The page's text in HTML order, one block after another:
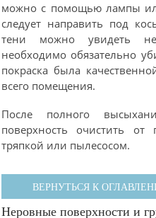
можно с помощью лампы
следует направить под
тени можно увидеть
необходимо обязательно
покраска была
всего помещения.
После полного
поверхность очистить
тряпкой или пылесосом.
ВЕРНУТЬСЯ К
Неровные поверхности и